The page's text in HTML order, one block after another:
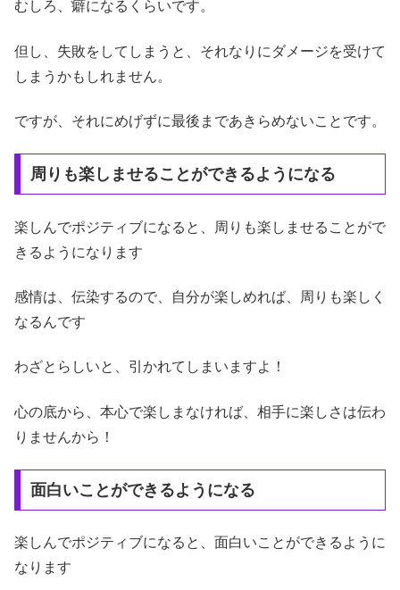
むしろ、癖になるくらいです。
但し、失敗をしてしまうと、それなりにダメージを受けて
しまうかもしれません。
ですが、それにめげずに最後まであきらめないことです。
周りも楽しませることができるようになる
楽しんでポジティブになると、周りも楽しませることがで
きるようになります
感情は、伝染するので、自分が楽しめれば、周りも楽しく
なるんです
わざとらしいと、引かれてしまいますよ！
心の底から、本心で楽しまなければ、相手に楽しさは伝わ
りませんから！
面白いことができるようになる
楽しんでポジティブになると、面白いことができるように
なります